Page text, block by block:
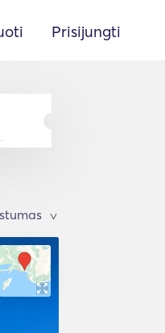
Prisijungti
>